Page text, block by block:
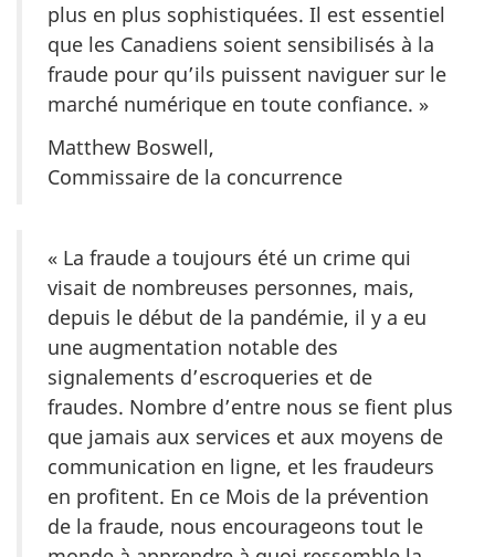
plus en plus sophistiquées. Il est essentiel
que les Canadiens soient sensibilisés à la
fraude pour qu’ils puissent naviguer sur le
marché numérique en toute confiance. »
Matthew Boswell,
Commissaire de la concurrence
« La fraude a toujours été un crime qui
visait de nombreuses personnes, mais,
depuis le début de la pandémie, il y a eu
une augmentation notable des
signalements d’escroqueries et de
fraudes. Nombre d’entre nous se fient plus
que jamais aux services et aux moyens de
communication en ligne, et les fraudeurs
en profitent. En ce Mois de la prévention
de la fraude, nous encourageons tout le